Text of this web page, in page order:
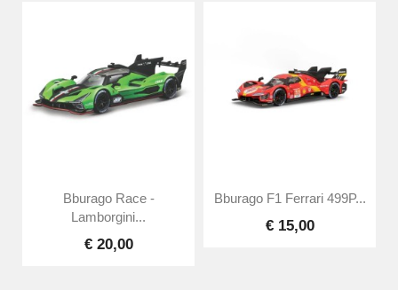
Bburago Race -
Lamborgini...
€ 20,00
Bburago F1 Ferrari 499P...
€ 15,00